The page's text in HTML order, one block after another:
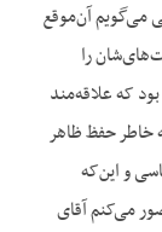
می‌گویم آن‌موقع
را
که علاقه‌مند
خاطر حفظ ظاهر
و این‌که
می‌کنم آقای